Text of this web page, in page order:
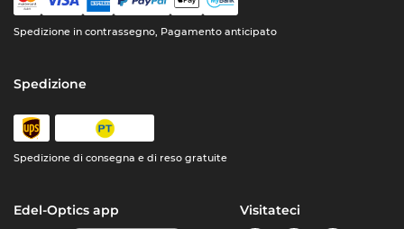
Spedizione in contrassegno, Pagamento anticipato
Spedizione
Spedizione di consegna e di reso gratuite
Edel-Optics app Visitateci